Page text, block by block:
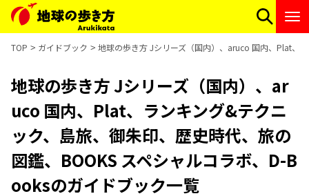
TOP ガイドブック 地球の歩き方 Jシリーズ（国内）、aruco 国内、Plat、
地球の歩き方 Jシリーズ（国内）、ar
uco 国内、Plat、ランキング&テクニ
ック、島旅、御朱印、歴史時代、旅の
図鑑、BOOKS スペシャルコラボ、D-B
ooksのガイドブック一覧